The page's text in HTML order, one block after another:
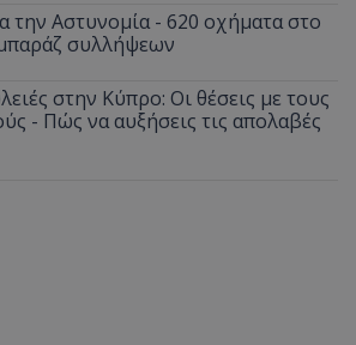
την Αστυνομία - 620 οχήματα στο
συλλήψεων
στην Κύπρο: Οι θέσεις με τους
- Πώς να αυξήσεις τις απολαβές